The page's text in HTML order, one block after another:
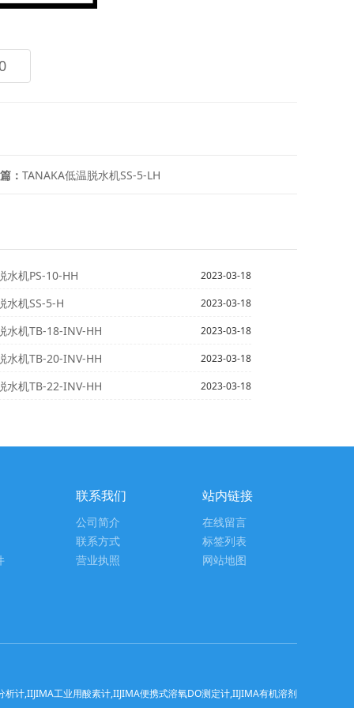
： TANAKA低温脱水机SS-5-LH
水机PS-10-HH 2023-03-18
水机SS-5-H 2023-03-18
水机TB-18-INV-HH 2023-03-18
水机TB-20-INV-HH 2023-03-18
水机TB-22-INV-HH 2023-03-18
联系我们
公司简介
联系方式
营业执照
站内链接
在线留言
标签列表
网站地图
计,IIJIMA工业用酸素计,IIJIMA便携式溶氧DO测定计,IIJIMA有机溶剂